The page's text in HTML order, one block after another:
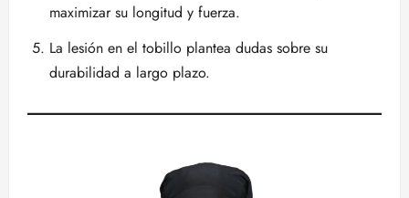
maximizar su longitud y fuerza.
La lesión en el tobillo plantea dudas sobre su
durabilidad a largo plazo.